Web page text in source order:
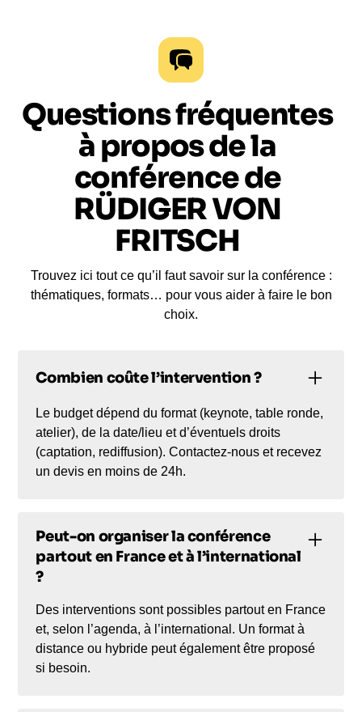
Questions fréquentes
à propos de la
conférence de
RÜDIGER VON
FRITSCH
Trouvez ici tout ce qu’il faut savoir sur la conférence :
thématiques, formats… pour vous aider à faire le bon
choix.
Combien coûte l’intervention ?
Le budget dépend du format (keynote, table ronde,
atelier), de la date/lieu et d’éventuels droits
(captation, rediffusion). Contactez-nous et recevez
un devis en moins de 24h.
Peut-on organiser la conférence
partout en France et à l’international
?
Des interventions sont possibles partout en France
et, selon l’agenda, à l’international. Un format à
distance ou hybride peut également être proposé
si besoin.